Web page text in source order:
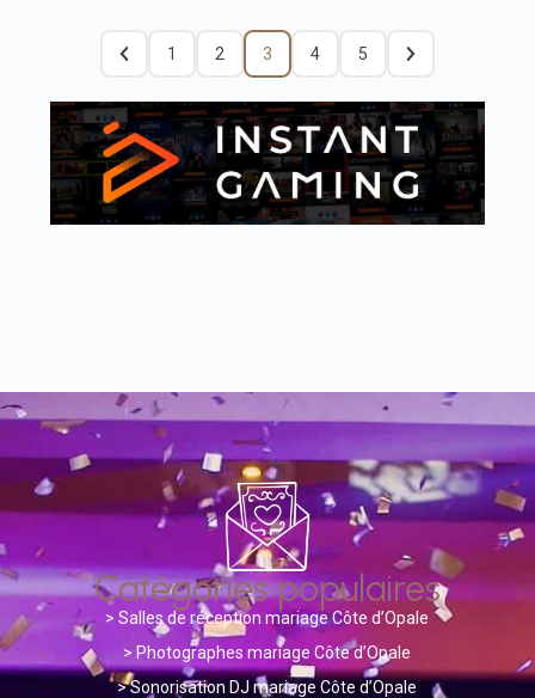
1 2 3 4 5
Catégories populaires
>Salles de réception mariage Côte d’Opale
> Photographes mariage Côte d’Opale
>Sonorisation DJ mariage Côte d’Opale